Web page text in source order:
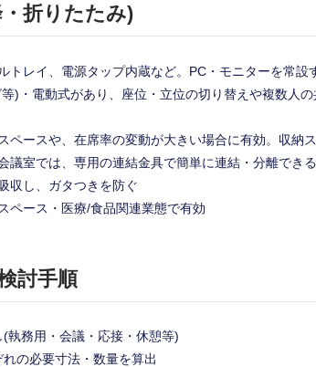
折りたたみ)
トレイ、電源タップ内蔵など。PC・モニターを常設
)・電動式があり、座位・立位の切り替えや複数人
ペースや、在席率の変動が大きい場合に有効。収納
議室では、専用の連結金具で簡単に連結・分離でき
収し、ガタつきを防ぐ
ペース・医療/食品関連業態で有効
討手順
執務用・会議・応接・休憩等)
の必要寸法・数量を算出